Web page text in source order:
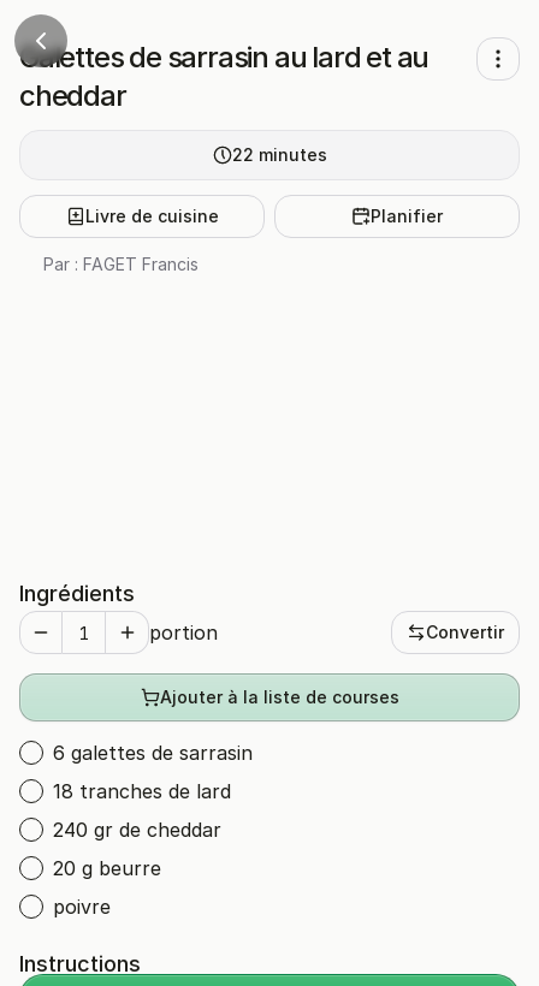
Galettes de sarrasin au lard et au
cheddar
22 minutes
Livre de cuisine Planifier
Par : FAGET Francis
Ingrédients
portion Convertir
Ajouter à la liste de courses
6 galettes de sarrasin
18 tranches de lard
240 gr de cheddar
20 g beurre
poivre
Instructions